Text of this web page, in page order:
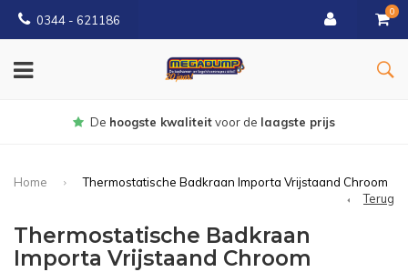
0344 - 621186
0
Gratisbezorgd vanaf € 150
Home
Thermostatische Badkraan Importa Vrijstaand Chroom
Terug
Thermostatische Badkraan
Importa Vrijstaand Chroom